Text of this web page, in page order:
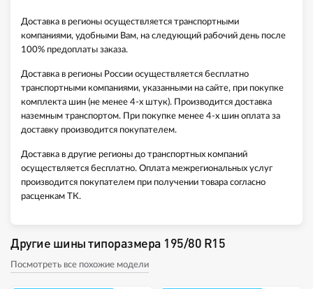
Доставка в регионы осуществляется транспортными
компаниями, удобными Вам, на следующий рабочий день после
100% предоплаты заказа.
Доставка в регионы России осуществляется бесплатно
транспортными компаниями, указанными на сайте, при покупке
комплекта шин (не менее 4-х штук). Производится доставка
наземным транспортом. При покупке менее 4-х шин оплата за
доставку производится покупателем.
Доставка в другие регионы до транспортных компаний
осуществляется бесплатно. Оплата межрегиональных услуг
производится покупателем при получении товара согласно
расценкам ТК.
Другие шины типоразмера 195/80 R15
Посмотреть все похожие модели